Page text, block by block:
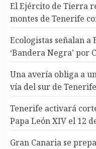
El Ejército de Tierra
montes de Tenerife
Ecologistas señalan
‘Bandera Negra’ por
Una avería obliga a
vía del sur de
Tenerife activará
Papa León XIV el 12
Gran Canaria se